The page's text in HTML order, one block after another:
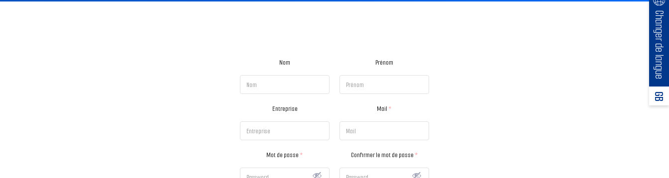
Changer de langue
GB
Nom
Entreprise
Mot de passe *
Prénom
Mail *
Confirmer le mot de passe *